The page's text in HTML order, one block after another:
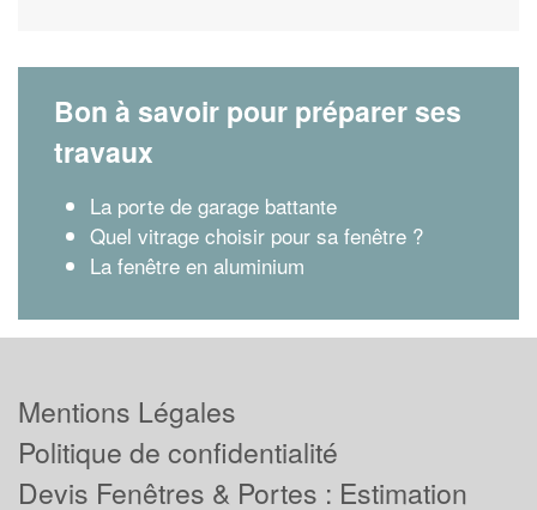
Bon à savoir pour préparer ses
travaux
La porte de garage battante
Quel vitrage choisir pour sa fenêtre ?
La fenêtre en aluminium
Mentions Légales
Politique de confidentialité
Devis Fenêtres & Portes : Estimation